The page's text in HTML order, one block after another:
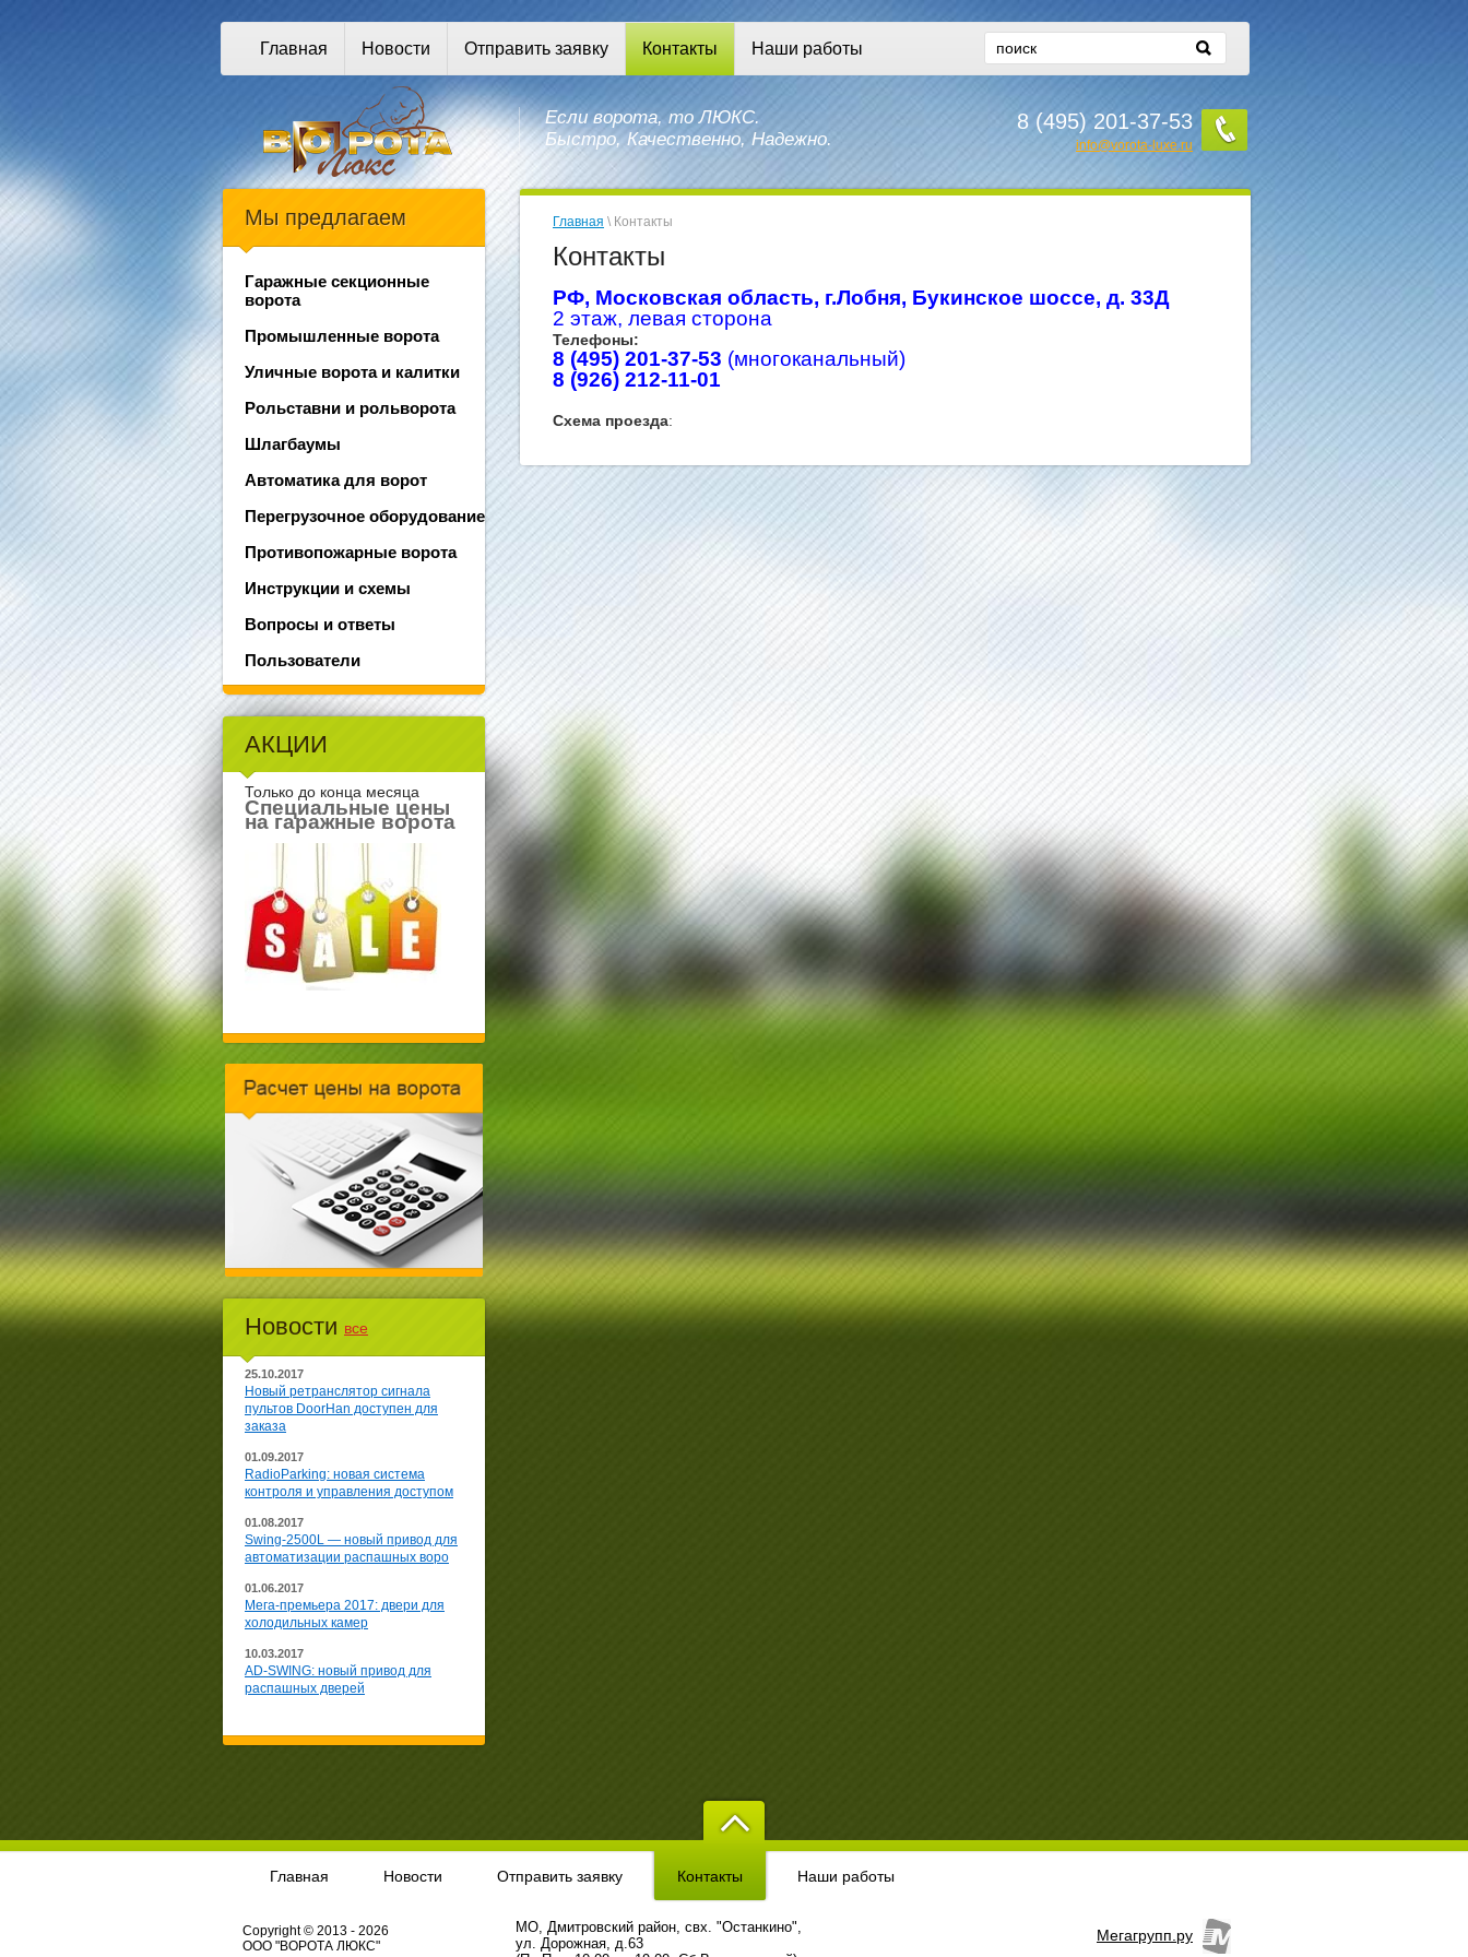
Главная Новости Отправить заявку Контакты Наши работы
Если ворота, то ЛЮКС.
Быстро, Качественно, Надежно.
8 (495) 201-37-53
info@vorota-luxe.ru
Мы предлагаем
Гаражные секционные
ворота
Промышленные ворота
Уличные ворота и калитки
Рольставни и рольворота
Шлагбаумы
Автоматика для ворот
Перегрузочное оборудование
Противопожарные ворота
Инструкции и схемы
Вопросы и ответы
Пользователи
АКЦИИ
Только до конца месяца
Специальные цены
на гаражные ворота
Новости все
25.10.2017
Новый ретранслятор сигнала
пультов DoorHan доступен для
заказа
01.09.2017
RadioParking: новая система
контроля и управления доступом
01.08.2017
Swing-2500L — новый привод для
автоматизации распашных воро
01.06.2017
Мега-премьера 2017: двери для
холодильных камер
10.03.2017
AD-SWING: новый привод для
распашных дверей
Главная \ Контакты
Контакты
РФ, Московская область, г.Лобня, Букинское шоссе, д. 33Д
2 этаж, левая сторона
Телефоны:
8 (495) 201-37-53 (многоканальный)
8 (926) 212-11-01
Схема проезда:
Главная Новости Отправить заявку Контакты Наши работы
Мегагрупп.ру
Copyright © 2013 - 2026
ООО "ВОРОТА ЛЮКС"
МО, Дмитровский район, свх. "Останкино",
ул. Дорожная, д.63